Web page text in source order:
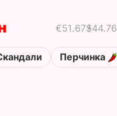
€51.67$44.76
Перчинка